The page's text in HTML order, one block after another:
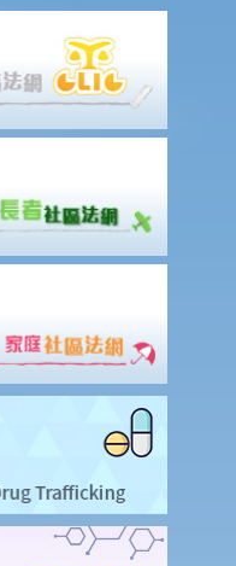
在評稅時扣除？
課稅入息時扣除強積金計劃
其他認可的職業退休計劃，
修，可否在計算薪俸稅應課
團體（如香港會計師公會）
在評稅時獲扣減？
最高扣減額是多少？
評稅時獲扣減？
住地方，在評稅時我可否就
稅？